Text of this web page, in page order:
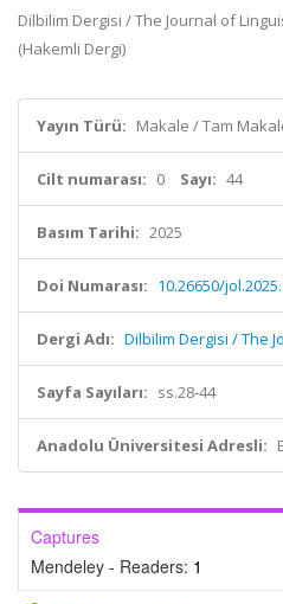
Dilbilim Dergisi / The Journal of
(Hakemli Dergi)
Yayın Türü: Makale / Tam
Cilt numarası: 0 Sayı: 44
Basım Tarihi: 2025
Doi Numarası: 10.26650/
Dergi Adı: Dilbilim Dergisi / The
Sayfa Sayıları: ss.28-44
Anadolu Üniversitesi Adresli:
Captures
Mendeley - Readers: 1